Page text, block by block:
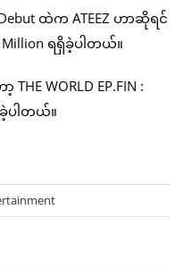
Debut ထဲက ATEEZ ဟာဆိုရင်
Million ရရှိခဲ့ပါတယ်။
WORLD EP.FIN :
ခဲ့ပါတယ်။